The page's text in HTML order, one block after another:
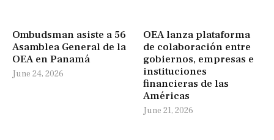
Ombudsman asiste a 56
Asamblea General de la
OEA en Panamá
June 24, 2026
OEA lanza plataforma
de colaboración entre
gobiernos, empresas e
instituciones
financieras de las
Américas
June 21, 2026